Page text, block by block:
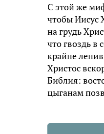
С этой же
чтобы Иисус
на грудь
что гвоздь в
крайне
Христос
Библия:
цыганам